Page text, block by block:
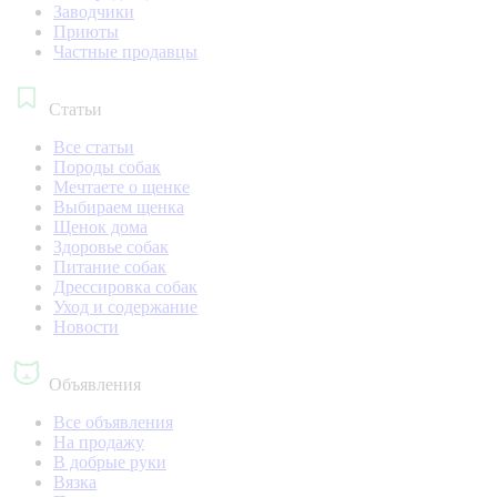
Заводчики
Приюты
Частные продавцы
Статьи
Все статьи
Породы собак
Мечтаете о щенке
Выбираем щенка
Щенок дома
Здоровье собак
Питание собак
Дрессировка собак
Уход и содержание
Новости
Объявления
Все объявления
На продажу
В добрые руки
Вязка